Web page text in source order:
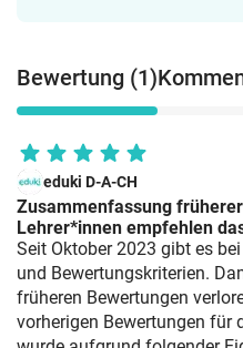
Bewertung (1)
eduki D-A-CH
Zusammenfassung
Lehrer*innen empfehlen
Seit Oktober 2023 gibt es
und Bewertungskriterien.
früheren Bewertungen
vorherigen Bewertungen für